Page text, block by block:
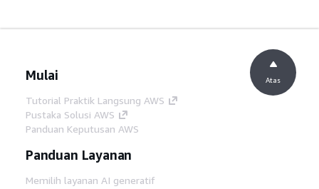
Mulai
Tutorial Praktik Langsung AWS
Pustaka Solusi AWS
Panduan Keputusan AWS
Panduan Layanan
Memilih layanan AI generatif
Atas